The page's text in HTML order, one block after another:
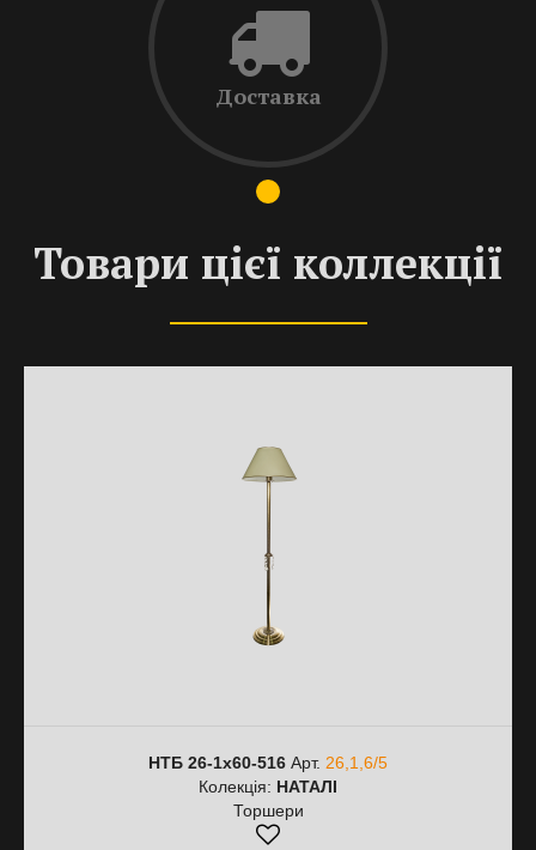
Доставка
Товари цієї коллекції
НТБ 26-1х60-516 Арт. 26,1,6/5
Колекція: НАТАЛІ
Торшери